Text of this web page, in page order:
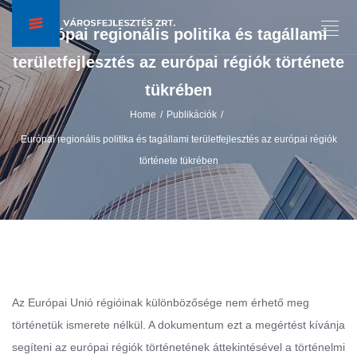
Európai regionális politika és tagállami
területfejlesztés az európai régiók története
tükrében
Home / Publikációk /
Európai regionális politika és tagállami területfejlesztés az európai régiók
története tükrében
Az Európai Unió régióinak különbözősége nem érhető meg
történetük ismerete nélkül. A dokumentum ezt a megértést kívánja
segíteni az európai régiók történetének áttekintésével a történelmi